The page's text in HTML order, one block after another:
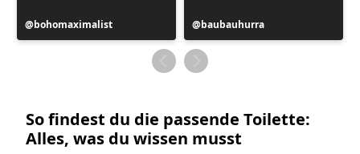
Beitrag
veröffentlicht
bohomaximalist
Beitrag
veröffentlicht
von
baubauhurra
So findest du die passende Toilette:
Alles, was du wissen musst